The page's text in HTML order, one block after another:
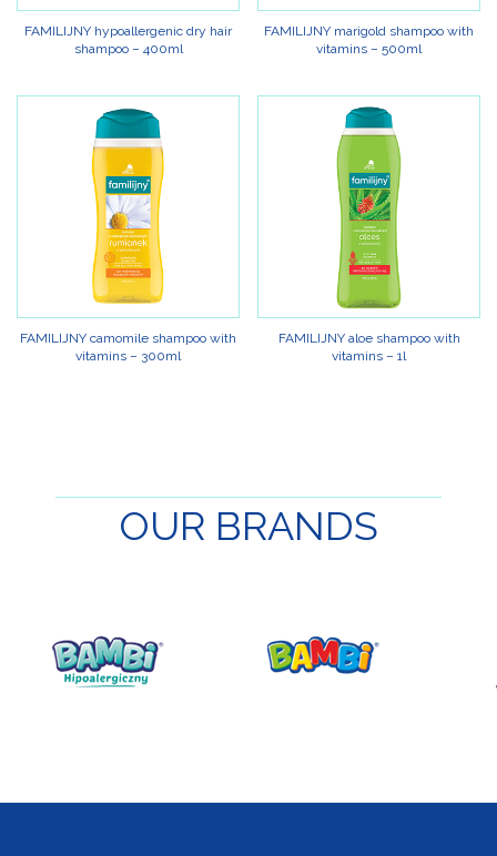
FAMILIJNY hypoallergenic dry hair
shampoo – 400ml
FAMILIJNY marigold shampoo with
vitamins – 500ml
FAMILIJNY camomile shampoo with
vitamins – 300ml
FAMILIJNY aloe shampoo with
vitamins – 1l
OUR BRANDS